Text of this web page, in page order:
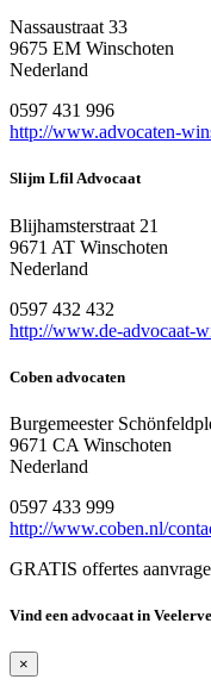
Nassaustraat 33
9675 EM Winschoten
Nederland
0597 431 996
http://www.advocaten-
Slijm Lfil Advocaat
Blijhamsterstraat 21
9671 AT Winschoten
Nederland
0597 432 432
http://www.de-advocaat-
Coben advocaten
Burgemeester
9671 CA Winschoten
Nederland
0597 433 999
http://www.coben.nl/
GRATIS offertes
Vind een advocaat in
×